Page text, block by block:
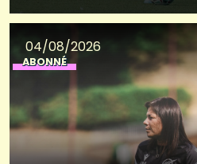
04/08/2026
ABONNÉ